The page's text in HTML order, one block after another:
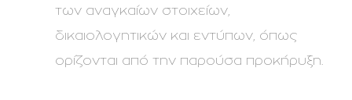
των αναγκαίων στοιχείων,
δικαιολογητικών και εντύπων, όπως
ορίζονται από την παρούσα προκήρυξη.